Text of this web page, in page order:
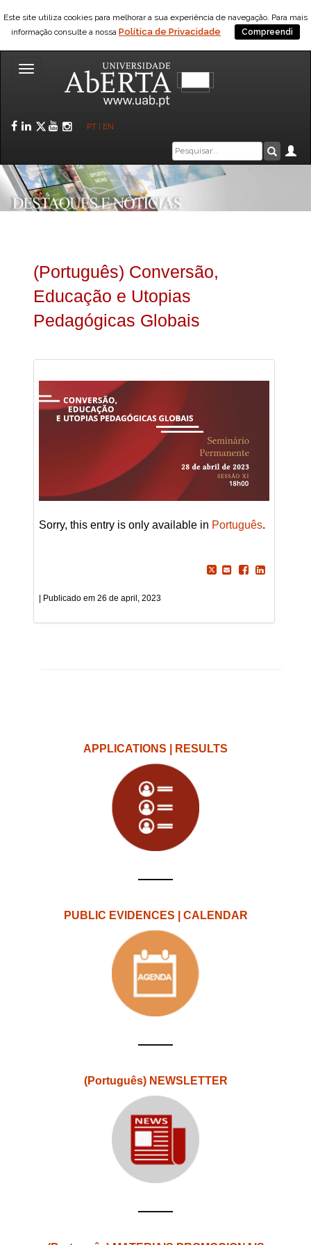
Este site utiliza cookies para melhorar a sua experiência de navegação. Para mais
informação consulte a nossa Política de Privacidade Compreendi
Toggle
Facebook
LinkedIn
Twitter
YouTube
Instagram
PT EN
Caixa
de
pesquisa
(Português) Conversão,
Educação e Utopias
Pedagógicas Globais
Sorry, this entry is only available in Português.
26 de april, 2023
APPLICATIONS | RESULTS
PUBLIC EVIDENCES | CALENDAR
(Português) NEWSLETTER